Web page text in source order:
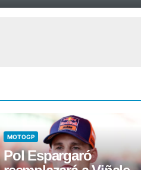
MOTOGP
Pol Espargaró